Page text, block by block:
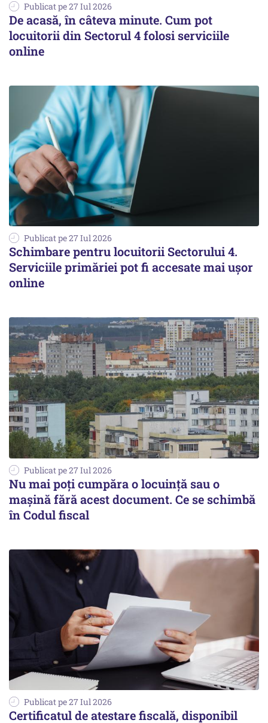
Publicat pe 27 Iul 2026
De acasă, în câteva minute. Cum pot
locuitorii din Sectorul 4 folosi serviciile
online
Publicat pe 27 Iul 2026
Schimbare pentru locuitorii Sectorului 4.
Serviciile primăriei pot fi accesate mai ușor
online
Publicat pe 27 Iul 2026
Nu mai poți cumpăra o locuință sau o
mașină fără acest document. Ce se schimbă
în Codul fiscal
Publicat pe 27 Iul 2026
Certificatul de atestare fiscală, disponibil